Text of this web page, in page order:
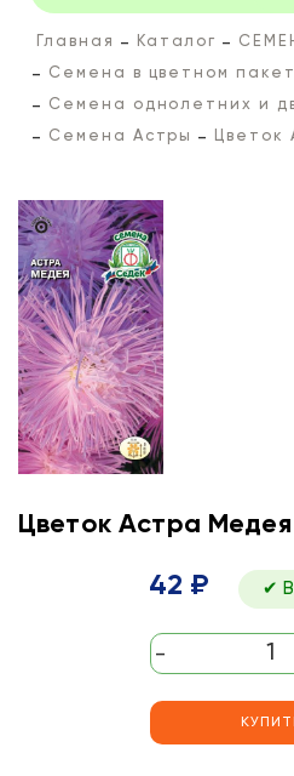
Главная Каталог
Семена в цветном
Семена однолетних и
Семена Астры
Цветок
Цветок Астра Медея
42 ₽ ✔ В
-